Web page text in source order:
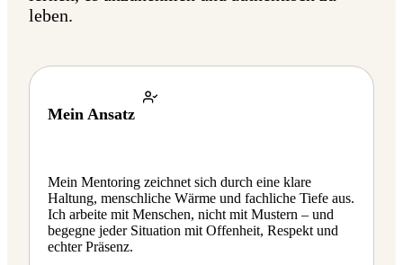
leben.
Mein Ansatz
Mein Mentoring zeichnet sich durch eine klare
Haltung, menschliche Wärme und fachliche Tiefe aus.
Ich arbeite mit Menschen, nicht mit Mustern – und
begegne jeder Situation mit Offenheit, Respekt und
echter Präsenz.